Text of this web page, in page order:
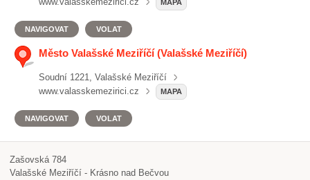
MAPA
NAVIGOVAT VOLAT
Město Valašské Meziříčí (Valašské Meziříčí)
Soudní 1221, Valašské Meziříčí
www.valasskemezirici.cz
MAPA
NAVIGOVAT VOLAT
Zašovská 784
Valašské Meziříčí - Krásno nad Bečvou